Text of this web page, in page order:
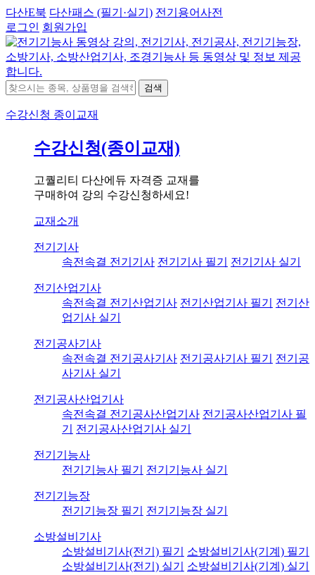
다산E북 다산패스 (필기·실기) 전기용어사전
로그인 회원가입
검색
수강신청 종이교재
수강신청(종이교재)
고퀄리티 다산에듀 자격증 교재를
구매하여 강의 수강신청하세요!
교재소개
전기기사
속전속결 전기기사 전기기사 필기 전기기사 실기
전기산업기사
속전속결 전기산업기사 전기산업기사 필기
전기산
업기사 실기
전기공사기사
속전속결 전기공사기사 전기공사기사 필기
전기공
사기사 실기
전기공사산업기사
속전속결 전기공사산업기사 전기공사산업기사 필
기
전기공사산업기사 실기
전기기능사
전기기능사 필기
전기기능사 실기
전기기능장
전기기능장 필기
전기기능장 실기
소방설비기사
소방설비기사(전기) 필기
소방설비기사(기계) 필기
소방설비기사(전기) 실기
소방설비기사(기계) 실기